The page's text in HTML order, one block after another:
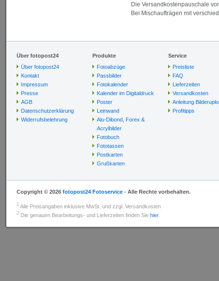
Die Versandkostenpauschale
Bei Mischaufträgen mit
Über fotopost24
Über fotopost24
Kontakt
Impressum
Presse
AGB
Datenschutzerklärung
Widerrufsbelehrung
Produkte
Fotoabzüge
Passbilder
Fotokalender
Kalender im Digitaldruck
Poster
Leinwand
Alu-Dibond, Forex &
Acrylbilder
Fotobuch
Fototassen
Postkarten
Grußkarten
Service
Preisliste
FAQ
Lieferzeiten
Versandkosten
Anleitung
Profitipps
Copyright © 2026 fotopost24 Fotoservice - Alle Rechte vorbehalten.
1 Alle Preisangaben inklusive MwSt. und zzgl. Versandkosten
2 Die genauen Bearbeitungs- und Lieferzeiten finden Sie hier.